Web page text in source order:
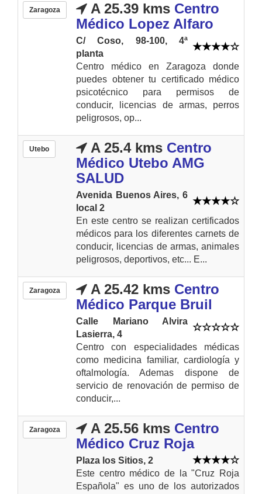
Zaragoza A 25.39 kms Centro
Médico Lopez Alfaro
C/ Coso, 98-100, 4ª
planta
Centro médico en Zaragoza donde
puedes obtener tu certificado médico
psicotécnico para permisos de
conducir, licencias de armas, perros
peligrosos, op...
Utebo A 25.4 kms Centro
Médico Utebo AMG
SALUD
Avenida Buenos Aires, 6
local 2
En este centro se realizan certificados
médicos para los diferentes carnets de
conducir, licencias de armas, animales
peligrosos, deportivos, etc... E...
Zaragoza A 25.42 kms Centro
Médico Parque Bruil
Calle Mariano Alvira
Lasierra, 4
Centro con especialidades médicas
como medicina familiar, cardiología y
oftalmología. Ademas dispone de
servicio de renovación de permiso de
conducir,...
Zaragoza A 25.56 kms Centro
Médico Cruz Roja
Plaza los Sitios, 2
Este centro médico de la "Cruz Roja
Española" es uno de los autorizados